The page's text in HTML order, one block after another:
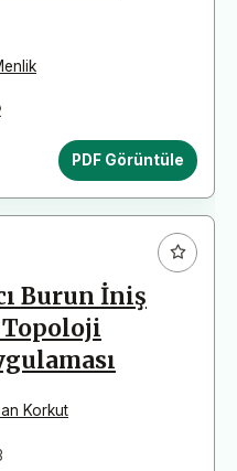
PDF Görüntüle
Burun İniş
Topoloji
Korkut